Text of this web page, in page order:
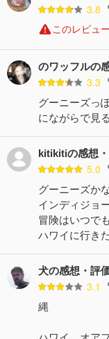
3.8
このレビュ
のワッフルの
3.3
グーニーズっ
にながらで見
kitikitiの感想
5.0
グーニーズか
インディジョ
冒険はいつで
ハワイに行き
犬の感想・評
3.1
縄